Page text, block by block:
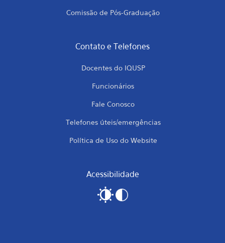
Comissão de Pós-Graduação
Contato e Telefones
Docentes do IQUSP
Funcionários
Fale Conosco
Telefones úteis/emergências
Política de Uso do Website
Acessibilidade